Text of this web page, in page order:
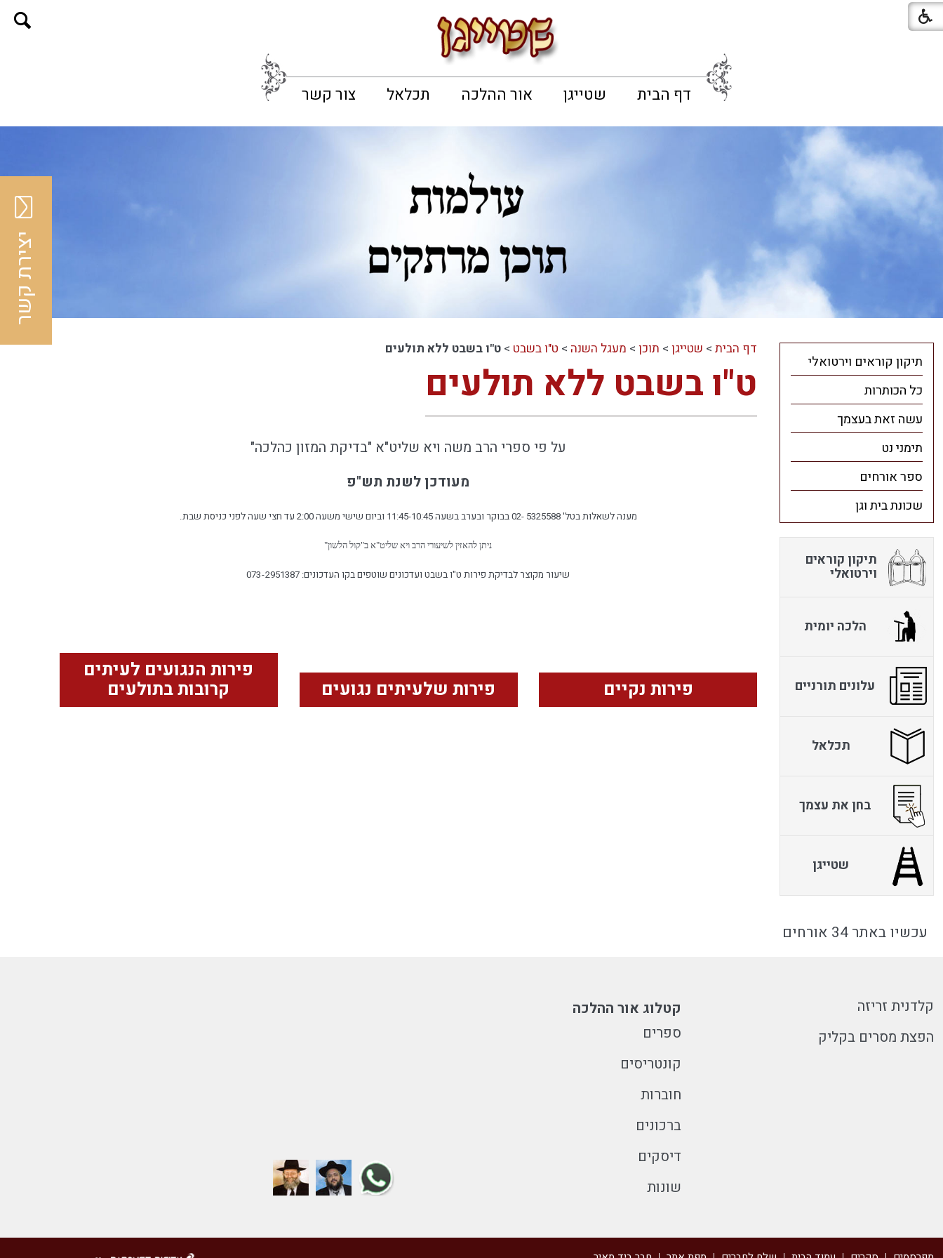
דף הבית שטייגן אור ההלכה תכלאל צור קשר
דף הבית> שטייגן> תוכן> מעגל השנה > ט"ו בשבט > ט"ו בשבט ללא תולעים
ט"ו בשבט ללא תולעים
על פי ספרי הרב משה ויא שליט"א "בדיקת המזון כהלכה"
מעודכן לשנת תש"פ
מענה לשאלות בטל' 5325588 -02 בבוקר ובערב בשעה 11:45-10:45 וביום שישי משעה 2:00 עד חצי שעה לפני כניסת שבת.
ניתן להאזין לשיעורי הרב ויא שליט"א ב"קול הלשון"
שיעור מקוצר לבדיקת פירות ט"ו בשבט ועדכונים שוטפים בקו העדכונים: 2951387 - 073
פירות נקיים פירות שלעיתים נגועים
פירות הנגועים לעיתים
קרובות בתולעים
תיקון קוראים וירטואלי
כל הכותרות
עשה זאת בעצמך
תימני נט
ספר אורחים
שכונת בית וגן
תיקון קוראים
וירטואלי
הלכה יומית
עלונים תורניים
תכלאל
בחן את עצמך
שטייגן
עכשיו באתר 34 אורחים
קלדנית זריזה
הפצת מסרים בקליק
קטלוג אור ההלכה
ספרים
קונטריסים
חוברות
ברכונים
דיסקים
שונות
יצירת קשר